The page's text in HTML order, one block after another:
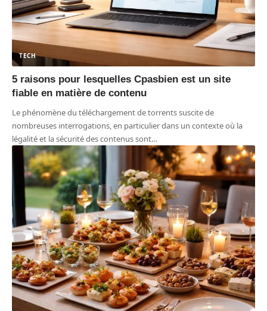
TECH
5 raisons pour lesquelles Cpasbien est un site
fiable en matière de contenu
Le phénomène du téléchargement de torrents suscite de
nombreuses interrogations, en particulier dans un contexte où la
légalité et la sécurité des contenus sont…